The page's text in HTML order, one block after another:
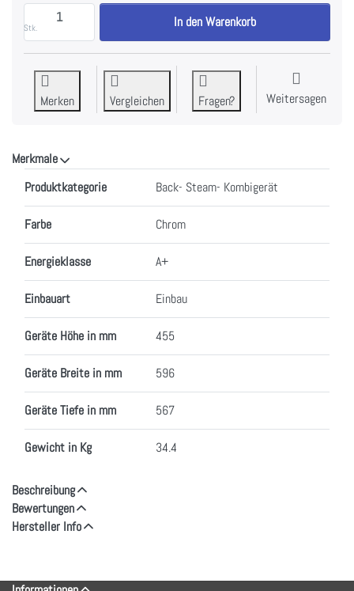
Stk.
AEG BO4GESKM Kompakt-Steamer Chrom,
In den Warenkorb
Merken Vergleichen Fragen? Weitersagen
Merkmale
Produktkategorie Back- Steam- Kombigerät
Farbe Chrom
Energieklasse A+
Einbauart Einbau
Geräte Höhe in mm 455
Geräte Breite in mm 596
Geräte Tiefe in mm 567
Gewicht in Kg 34.4
Beschreibung
Bewertungen
Hersteller Info